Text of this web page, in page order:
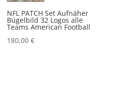
NFL PATCH Set Aufnäher
Bügelbild 32 Logos alle
Teams American Football
180,00€